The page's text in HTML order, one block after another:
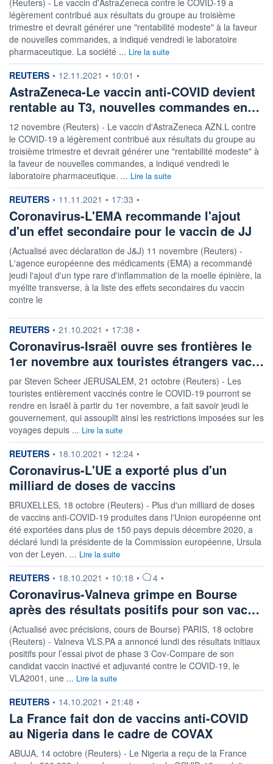
légèrement contribué aux résultats du groupe au troisième
trimestre et devrait générer une "rentabilité modeste" à la faveur
de nouvelles commandes, a indiqué vendredi le laboratoire
pharmaceutique. La société ... Lire la suite
information fournie par
REUTERS • 12.11.2021 • 10:01 •
AstraZeneca-Le vaccin anti-COVID devient
rentable au T3, nouvelles commandes en…
12 novembre (Reuters) - Le vaccin d'AstraZeneca AZN.L contre
le COVID-19 a légèrement contribué aux résultats du groupe au
troisième trimestre et devrait générer une "rentabilité modeste" à
la faveur de nouvelles commandes, a indiqué vendredi le
laboratoire pharmaceutique. ... Lire la suite
information fournie par
REUTERS • 11.11.2021 • 17:33 •
Coronavirus-L'EMA recommande l'ajout
d'un effet secondaire pour le vaccin de JJ
(Actualisé avec déclaration de J&J) 11 novembre (Reuters) -
L'agence européenne des médicaments (EMA) a recommandé
jeudi l'ajout d'un type rare d'inflammation de la moelle épinière, la
myélite transverse, à la liste des effets secondaires du vaccin
contre le
information fournie par
REUTERS • 21.10.2021 • 17:38 •
Coronavirus-Israël ouvre ses frontières le
1er novembre aux touristes étrangers vac…
par Steven Scheer JERUSALEM, 21 octobre (Reuters) - Les
touristes entièrement vaccinés contre le COVID-19 pourront se
rendre en Israël à partir du 1er novembre, a fait savoir jeudi le
gouvernement, qui assouplit ainsi les restrictions imposées sur les
voyages depuis ... Lire la suite
information fournie par
REUTERS • 18.10.2021 • 12:24 •
Coronavirus-L'UE a exporté plus d'un
milliard de doses de vaccins
BRUXELLES, 18 octobre (Reuters) - Plus d'un milliard de doses
de vaccins anti-COVID-19 produites dans l'Union européenne ont
été exportées dans plus de 150 pays depuis décembre 2020, a
déclaré lundi la présidente de la Commission européenne, Ursula
von der Leyen. ... Lire la suite
information fournie par
REUTERS • 18.10.2021 • 10:18 • 4 •
Coronavirus-Valneva grimpe en Bourse
après des résultats positifs pour son vac…
(Actualisé avec précisions, cours de Bourse) PARIS, 18 octobre
(Reuters) - Valneva VLS.PA a annoncé lundi des résultats initiaux
positifs pour l’essai pivot de phase 3 Cov-Compare de son
candidat vaccin inactivé et adjuvanté contre le COVID-19, le
VLA2001, une ... Lire la suite
information fournie par
REUTERS • 14.10.2021 • 21:48 •
La France fait don de vaccins anti-COVID
au Nigeria dans le cadre de COVAX
ABUJA, 14 octobre (Reuters) - Le Nigeria a reçu de la France